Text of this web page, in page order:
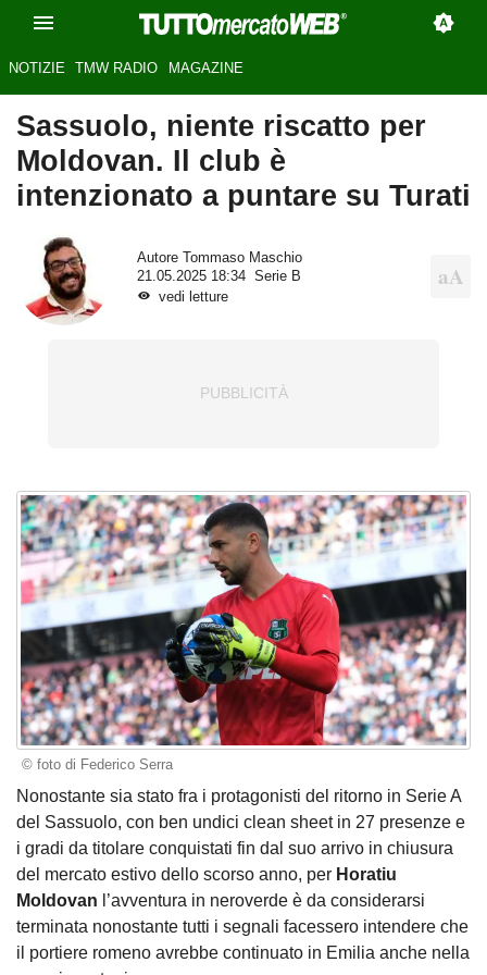
NOTIZIE TMW RADIO MAGAZINE
Sassuolo, niente riscatto per
Moldovan. Il club è
intenzionato a puntare su Turati
Autore
Tommaso Maschio
21.05.2025 18:34
Serie B
vedi letture
© foto di Federico Serra
Nonostante sia stato fra i protagonisti del ritorno in Serie A
del Sassuolo, con ben undici clean sheet in 27 presenze e
i gradi da titolare conquistati fin dal suo arrivo in chiusura
del mercato estivo dello scorso anno, per Horatiu
Moldovan l’avventura in neroverde è da considerarsi
terminata nonostante tutti i segnali facessero intendere che
il portiere romeno avrebbe continuato in Emilia anche nella